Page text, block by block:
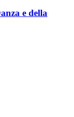
e della